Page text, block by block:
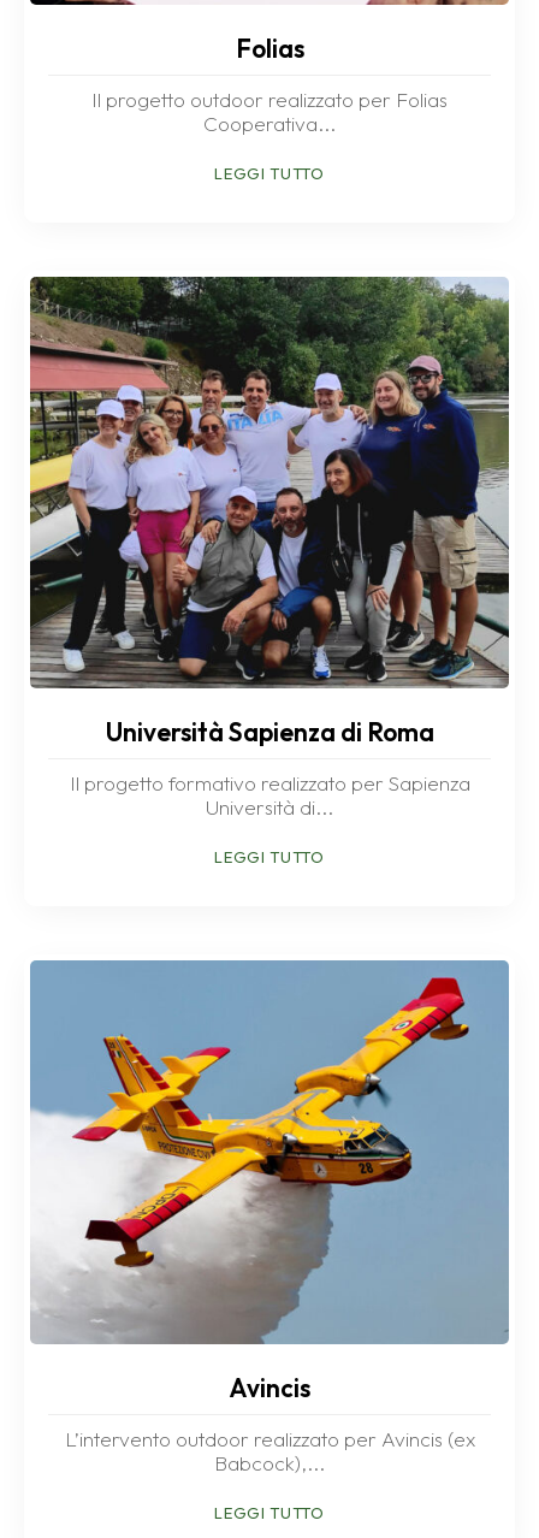
Folias
Il progetto outdoor realizzato per Folias
Cooperativa...
LEGGI TUTTO
Università Sapienza di Roma
Il progetto formativo realizzato per Sapienza
Università di...
LEGGI TUTTO
Avincis
L’intervento outdoor realizzato per Avincis (ex
Babcock),...
LEGGI TUTTO